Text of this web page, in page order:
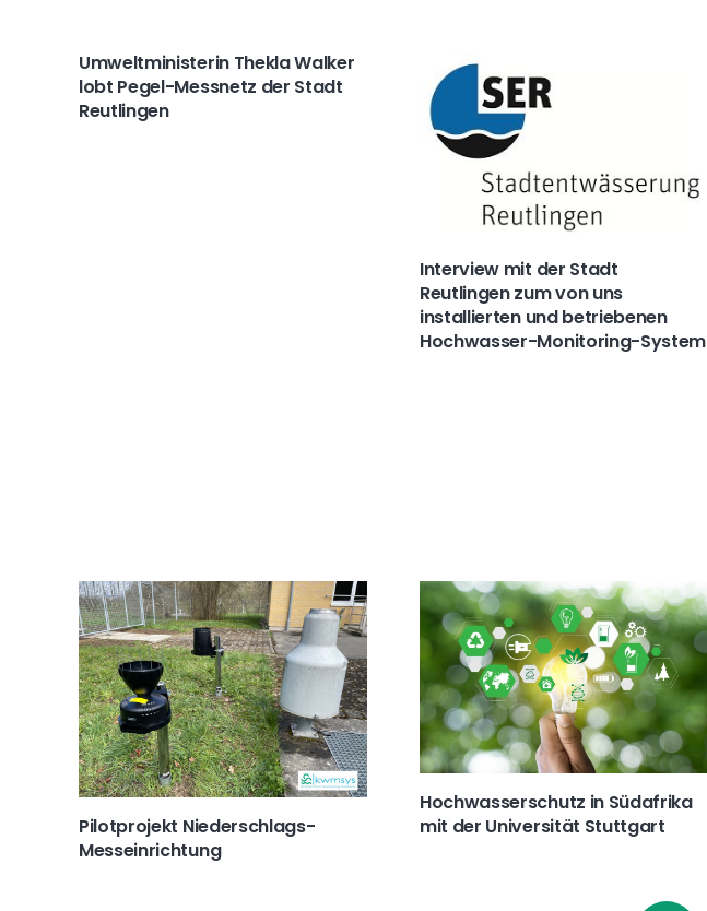
Umweltministerin Thekla Walker
lobt Pegel-Messnetz der Stadt
Reutlingen
Interview mit der Stadt
Reutlingen zum von uns
installierten und betriebenen
Hochwasser-Monitoring-System
Pilotprojekt Niederschlags-
Messeinrichtung
Hochwasserschutz in Südafrika
mit der Universität Stuttgart